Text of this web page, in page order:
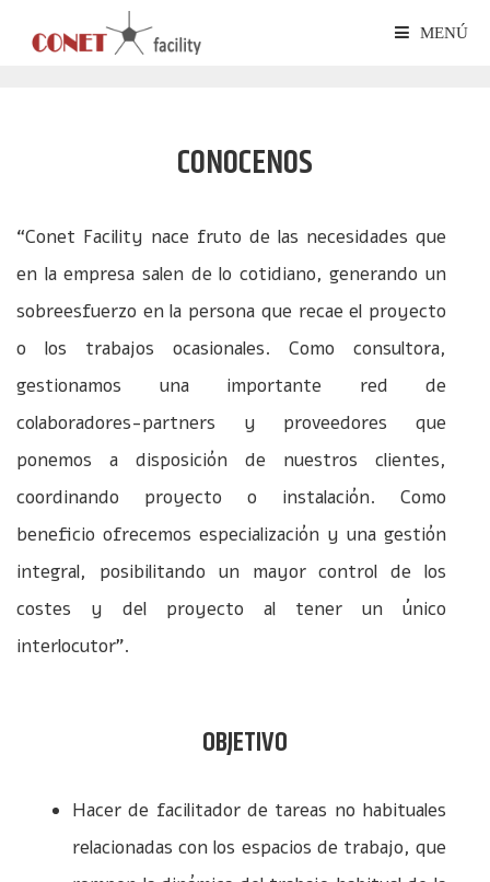
MENÚ
CONOCENOS
“Conet Facility nace fruto de las necesidades que
en la empresa salen de lo cotidiano, generando un
sobreesfuerzo en la persona que recae el proyecto
o los trabajos ocasionales. Como consultora,
gestionamos una importante red de
colaboradores-partners y proveedores que
ponemos a disposición de nuestros clientes,
coordinando proyecto o instalación. Como
beneficio ofrecemos especialización y una gestión
integral, posibilitando un mayor control de los
costes y del proyecto al tener un único
interlocutor”.
OBJETIVO
Hacer de facilitador de tareas no habituales
relacionadas con los espacios de trabajo, que